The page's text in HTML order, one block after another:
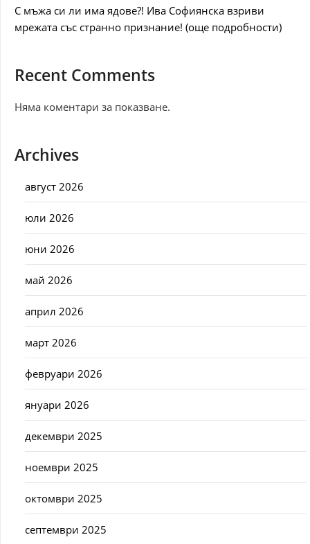
С мъжа си ли има ядове?! Ива Софиянска взриви
мрежата със странно признание! (още подробности)
Recent Comments
Няма коментари за показване.
Archives
август 2026
юли 2026
юни 2026
май 2026
април 2026
март 2026
февруари 2026
януари 2026
декември 2025
ноември 2025
октомври 2025
септември 2025